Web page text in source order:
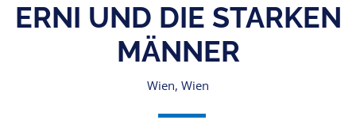
ERNI UND DIE STARKEN
MÄNNER
Wien, Wien